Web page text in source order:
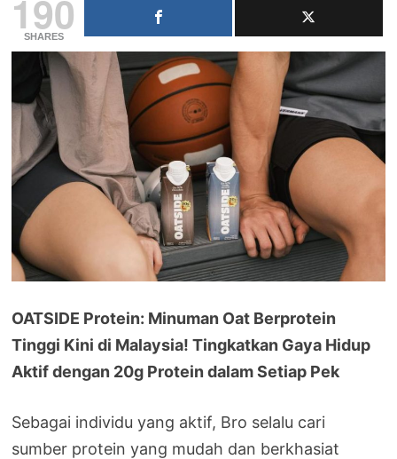
190
SHARES
OATSIDE Protein: Minuman Oat Berprotein
Tinggi Kini di Malaysia!Tingkatkan Gaya Hidup
Aktif dengan 20g Protein dalam Setiap Pek
Sebagai individu yang aktif, Bro selalu cari
sumber protein yang mudah dan berkhasiat